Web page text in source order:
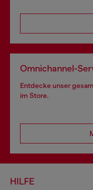
Omnichannel-
Entdecke unser
im Store.
HILFE